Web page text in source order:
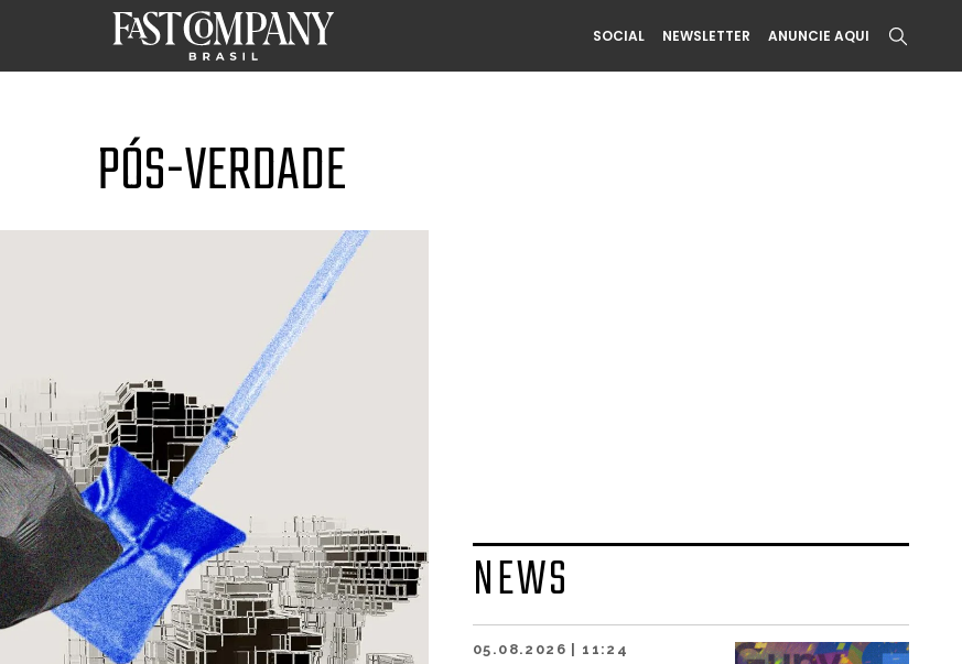
SOCIAL NEWSLETTER ANUNCIE AQUI
PÓS-VERDADE
NEWS
05.08.2026 | 11:24